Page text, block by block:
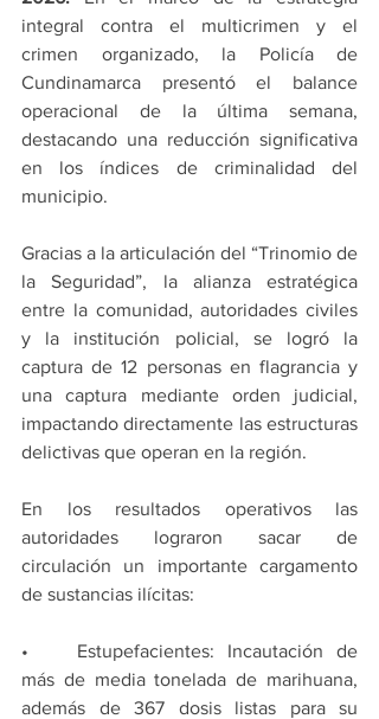
integral contra el multicrimen y el
crimen organizado, la Policía de
Cundinamarca presentó el balance
operacional de la última semana,
destacando una reducción significativa
en los índices de criminalidad del
municipio.
Gracias a la articulación del “Trinomio de
la Seguridad”, la alianza estratégica
entre la comunidad, autoridades civiles
y la institución policial, se logró la
captura de 12 personas en flagrancia y
una captura mediante orden judicial,
impactando directamente las estructuras
delictivas que operan en la región.
En los resultados operativos las
autoridades lograron sacar de
circulación un importante cargamento
de sustancias ilícitas:
•	Estupefacientes: Incautación de
más de media tonelada de marihuana,
además de 367 dosis listas para su